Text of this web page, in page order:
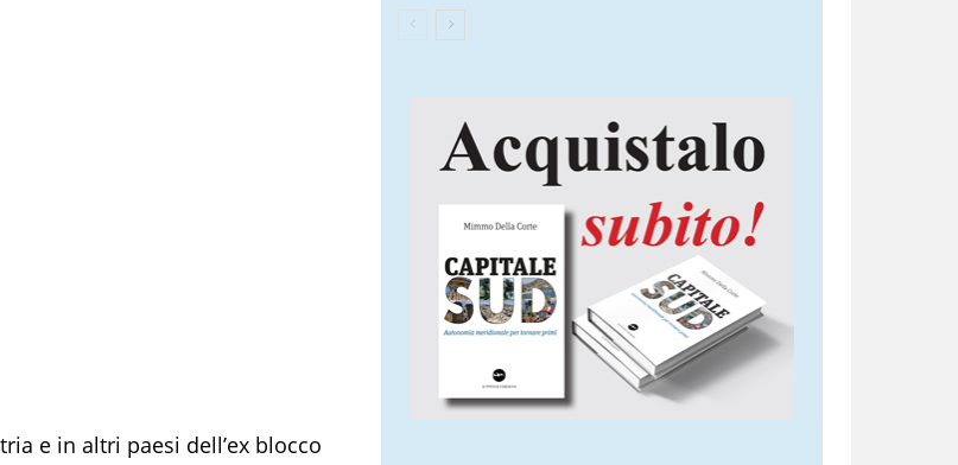
e in altri paesi dell’ex blocco